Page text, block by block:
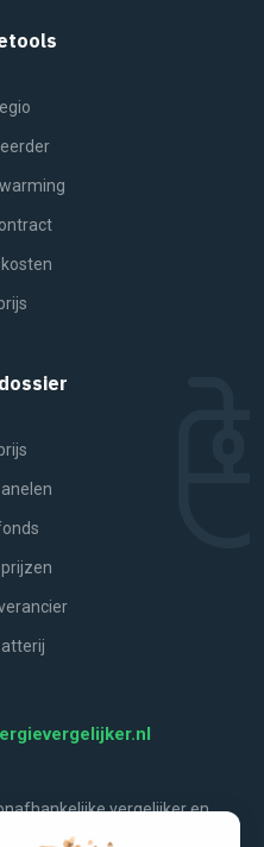
vergelijker en
aanbiedingen, handige